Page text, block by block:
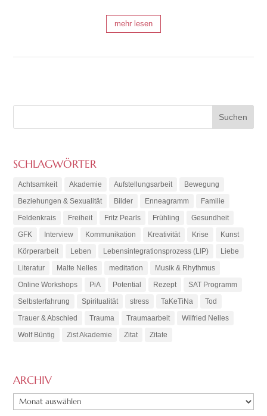
mehr lesen
SCHLAGWÖRTER
Achtsamkeit Akademie Aufstellungsarbeit
Bewegung
Beziehungen & Sexualität
Bilder Enneagramm
Familie
Feldenkrais
Freiheit Fritz Pearls Frühling
Gesundheit
GFK
Interview Kommunikation Kreativität Krise
Kunst
Körperarbeit
Leben Lebensintegrationsprozess (LIP)
Liebe
Literatur
Malte Nelles meditation
Musik & Rhythmus
Online Workshops
PiA Potential Rezept
SAT Programm
Selbsterfahrung
Spiritualität stress TaKeTiNa
Tod
Trauer & Abschied
Trauma Traumaarbeit
Wilfried Nelles
Wolf Büntig
Zist Akademie Zitat Zitate
ARCHIV
ARCHIV